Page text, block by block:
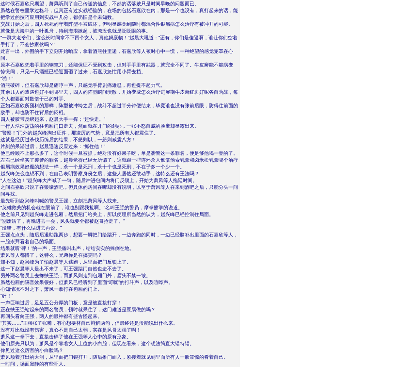
这时候石嘉欣只期望，萧风听到了自己传递的信息，不然的话落败只是时间早晚的问题而已。
虽然在警校里学过格斗，但真正有过实战经验的，在场的包括石嘉欣在内，那是一个也没有，真打起来的话，能
把学过的技巧应用到实战中几分，都仍旧是个未知数。
交战开始之后，四人死死的守着阵型不被破坏，但明显感觉到随时都混合性银屑病怎么治疗有被冲开的可能。
就像是大海中的一叶孤舟，待到海浪掀起，被淹没也就是眨眨眼的事。
“一群大老爷们，这么长时间拿不下四个女人，真他妈废物！”赵晨大吼道：“还有，你们是傻逼啊，谁让你们空着
手打了，不会抄家伙吗？”
此言一出，外围的手下立刻开始响应，拿着酒瓶往里递，石嘉欣等人顿时心中一慌，一种绝望的感觉笼罩在心
间。
原本石嘉欣凭着手里的钢笔刀，还能保证不受到攻击，但对手手里有武器，就完全不同了。牛皮癣能不能病变
惊慌间，只见一只酒瓶已经迎面砸了过来，石嘉欣急忙用小臂去挡。
“啪！”
酒瓶破碎，但石嘉欣却是痛哼一声，只感觉手臂剧痛难忍，再也提不起力气。
其余几人的遭遇也好不到哪里去，四人的阵型瞬间溃散，开始变成怎么治疗进展期牛皮癣红斑好呢各自为战，每
个人都要面对数倍于己的对手。
正如石嘉欣所预料的那样，阵型被冲垮之后，战斗不超过半分钟便结束，毕竟谁也没有张前后眼，防得住前面的
敌手，却也防不住背后的闷棍。
四人被胶带反绑起来，赵晨大手一挥；“赶快走。”
一行人浩浩荡荡的往包厢门口走去，然而就在开门的刹那，一张不怒自威的脸庞却显露出来。
“警察！”门外的赵兴峰掏出证件，那凌厉的气势，竟是把所有人都震住了。
这就是经历过杀伐历练后的结果，不怒则以，一怒则威震八方！
片刻的呆滞过后，赵晨迅速反应过来：“抓住他！”
他已经顾不上那么多了，这个时候一旦被抓，绝对没有好果子吃，单是袭警这一条罪名，便足够他喝一壶的了。
左右已经坐实了袭警的罪名，赵晨觉得已经无所谓了，这就跟一些连环杀人氯倍他索乳膏和卤米松乳膏哪个治疗
银屑病效果好魔的想法一样，杀一个是死刑，杀十个也是死刑，不在乎多一个少一个。
赵兴峰怎么也想不到，在自己表明警察身份之后，这些人居然还敢动手，这特么还有王法吗？
“人在这边！”赵兴峰大声喊了一句，随后冲进包间内将门反锁上，开始为萧风等人拖延时间。
之间石嘉欣只说了在狼嚎酒吧，但具体的房间在哪却没有说明，以至于萧风等人在来到酒吧之后，只能分头一间
间寻找。
最先听到赵兴峰叫喊的警员王强，立刻把萧风等人找来。
“英雄救美的机会就在眼前了，谁也别跟我抢啊。”名叫王强的警员，摩拳擦掌的说道。
他之前只见到赵兴峰走进包厢，然后把门给关上，所以便理所当然的认为，赵兴峰已经控制住局面。
“别废话了，再晚进去一会，风头就要全都被赵哥抢走了。”
“没错，有什么话进去再说。”
王强点点头，随后后退助跑两步，想要一脚把门给踹开，一边奔跑的同时，一边已经脑补出里面的石嘉欣等人，
一脸崇拜看着自己的场面。
结果就听“砰！”的一声，王强痛叫出声，结结实实的摔倒在地。
萧风等人都懵了，这特么，兄弟你是在搞笑吗？
却不知，赵兴峰为了怕赵晨等人逃跑，从里面把门反锁上了。
这一下赵晨等人是出不来了，可王强踹门自然也进不去了。
另外两名警员上去搀扶王强，而萧风则走到包厢门外，眉头不禁一皱。
虽然包厢的隔音效果很好，但萧风已经听到了里面“叮咣”的打斗声，以及喧哗声。
心知情况不对之下，萧风一拳打在包厢的门上。
“砰！”
一声巨响过后，足足五公分厚的门板，竟是被直接打穿！
正在扶王强站起来的两名警员，顿时就呆住了，这门难道是豆腐做的吗？
再回头看向王强，两人的眼神都有些古怪起来。
“其实……”王强张了张嘴，有心想要替自己辩解两句，但最终还是没能说出什么来。
没有对比就没有伤害，真心不是自己太弱，实在是风哥太强了啊！
萧风这一拳下去，直接击碎了他在王强等人心中的原有形象。
他们原先只以为，萧风是个靠着女人上位的小白脸，但现在看来，这个想法简直大错特错。
你见过这么厉害的小白脸吗？
萧风顺着打出的大洞，从里面把门锁打开，随后推门而入，紧接着就见到里面所有人一脸震惊的看着自己。
一时间，场面寂静的有些吓人。